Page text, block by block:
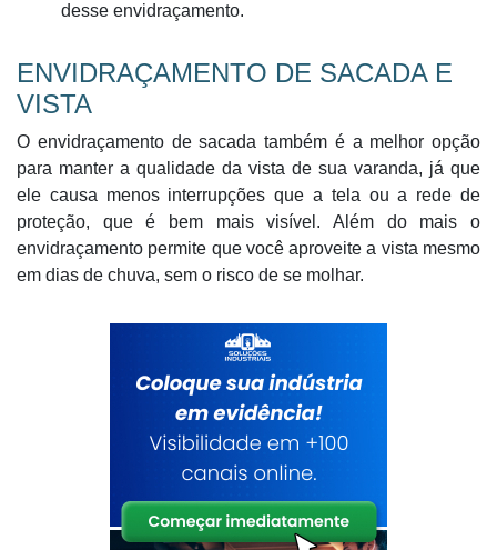
desse envidraçamento.
ENVIDRAÇAMENTO DE SACADA E
VISTA
O envidraçamento de sacada também é a melhor opção
para manter a qualidade da vista de sua varanda, já que
ele causa menos interrupções que a tela ou a rede de
proteção, que é bem mais visível. Além do mais o
envidraçamento permite que você aproveite a vista mesmo
em dias de chuva, sem o risco de se molhar.